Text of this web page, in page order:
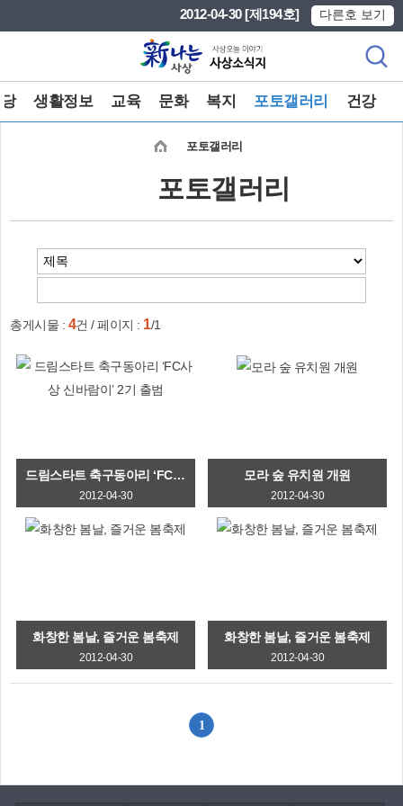
2012-04-30 [제194호] 다른호 보기
생활정보 교육 문화 복지 포토갤러리 건강
포토갤러리
포토갤러리
총게시물 : 4건 / 페이지 : 1/1
드림스타트 축구동아리 ‘FC사상 신바람이’ 2기 출범
2012-04-30
모라 숲 유치원 개원
2012-04-30
화창한 봄날, 즐거운 봄축제
2012-04-30
화창한 봄날, 즐거운 봄축제
2012-04-30
1